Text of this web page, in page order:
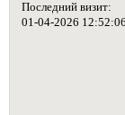
Последний визит:
01-04-2026 12:52:06